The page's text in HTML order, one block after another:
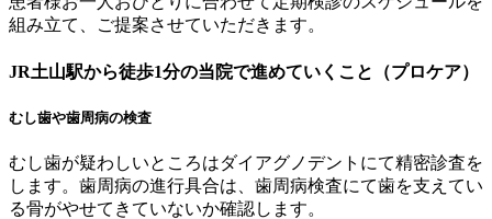
組み立て、ご提案させていただきます。
JR土山駅から徒歩1分の当院で進めていくこと（プロケア）
むし歯や歯周病の検査
むし歯が疑わしいところはダイアグノデントにて精密診査を
します。歯周病の進行具合は、歯周病検査にて歯を支えてい
る骨がやせてきていないか確認します。